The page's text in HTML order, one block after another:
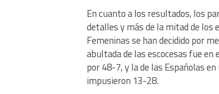
En cuanto a los resultados, los
detalles y más de la mitad de los
Femeninas se han decidido por
abultada de las escocesas fue en
por 48-7, y la de las Españolas
impusieron 13-28.